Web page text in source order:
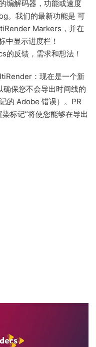
编解码器，功能或速度
。我们的最新功能是 可
Markers，并在
中显示进度栏！
的反馈，需求和想法！
：现在是一个新
保您不会导出时间线的
的 Adob​​e 错误）。PR
标记”将使您能够在导出